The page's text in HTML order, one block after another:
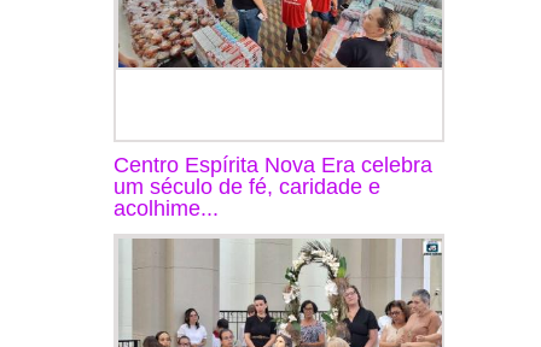
Centro Espírita Nova Era celebra
um século de fé, caridade e
acolhime...